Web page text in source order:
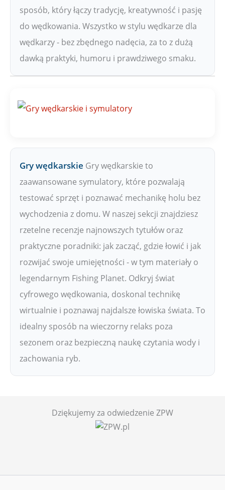
sposób, który łączy tradycję, kreatywność i pasję
do wędkowania. Wszystko w stylu wędkarze dla
wędkarzy - bez zbędnego nadęcia, za to z dużą
dawką praktyki, humoru i prawdziwego smaku.
Gry wędkarskie Gry wędkarskie to
zaawansowane symulatory, które pozwalają
testować sprzęt i poznawać mechanikę holu bez
wychodzenia z domu. W naszej sekcji znajdziesz
rzetelne recenzje najnowszych tytułów oraz
praktyczne poradniki: jak zacząć, gdzie łowić i jak
rozwijać swoje umiejętności - w tym materiały o
legendarnym Fishing Planet. Odkryj świat
cyfrowego wędkowania, doskonal technikę
wirtualnie i poznawaj najdalsze łowiska świata. To
idealny sposób na wieczorny relaks poza
sezonem oraz bezpieczną naukę czytania wody i
zachowania ryb.
Dziękujemy za odwiedzenie ZPW